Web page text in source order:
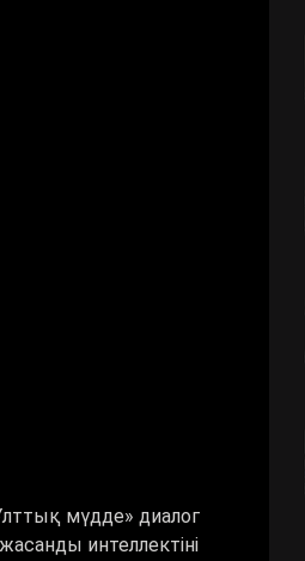
мүдде» диалог
интеллектіні